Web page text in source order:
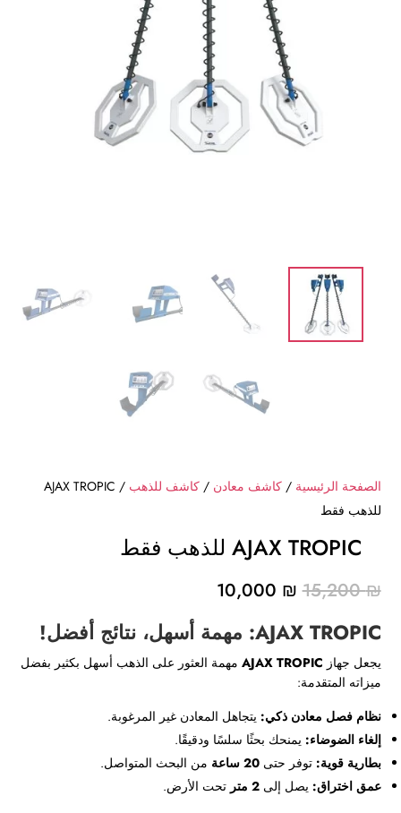
الصفحة الرئيسية /كاشف معادن /كاشف للذهب
/ AJAX TROPIC
للذهب فقط
AJAX TROPIC للذهب فقط
15,200₪
السعر
هو:
15,200 ₪.
10,000 ₪
الحالي
هو:
10,000 ₪.
AJAX TROPIC: مهمة أسهل، نتائج أفضل!
يجعل جهاز AJAX TROPIC مهمة العثور على الذهب أسهل بكثير بفضل
ميزاته المتقدمة:
نظام فصل معادن ذكي: يتجاهل المعادن غير المرغوبة.
إلغاء الضوضاء: يمنحك بحثًا سلسًا ودقيقًا.
بطارية قوية: توفر حتى20 ساعة
من البحث المتواصل.
عمق اختراق: يصل إلى2 متر تحت الأرض.